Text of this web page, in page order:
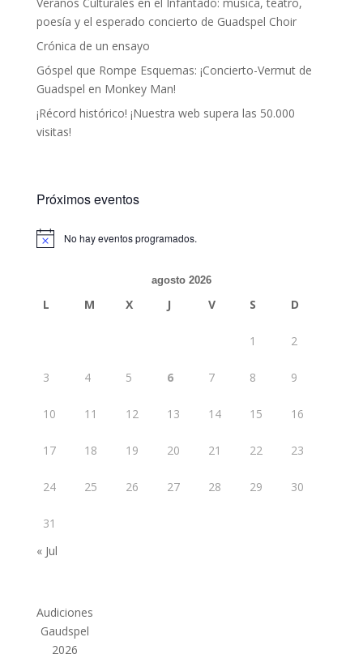
poesía y el esperado concierto de Guadspel Choir
Crónica de un ensayo
Góspel que Rompe Esquemas: ¡Concierto-Vermut de
Guadspel en Monkey Man!
¡Récord histórico! ¡Nuestra web supera las 50.000
visitas!
Próximos eventos
Aviso No hay eventos programados.
agosto 2026
L M X J V S D
1 2
3 4 5 6 7 8 9
10 11 12 13 14 15 16
17 18 19 20 21 22 23
24 25 26 27 28 29 30
31
« Jul
Audiciones
Gaudspel
2026